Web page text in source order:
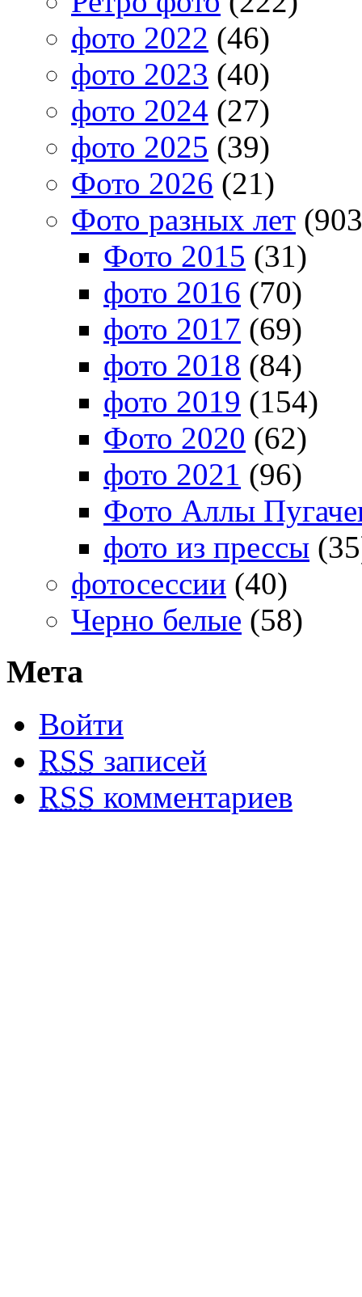
фото 2022 (46)
фото 2023 (40)
фото 2024 (27)
фото 2025 (39)
Фото 2026 (21)
Фото разных лет
Фото 2015 (31)
фото 2016 (70)
фото 2017 (69)
фото 2018 (84)
фото 2019 (154)
Фото 2020 (62)
фото 2021 (96)
Фото Аллы
фото из прессы
фотосессии (40)
Черно белые (58)
Мета
Войти
RSS записей
RSS комментариев